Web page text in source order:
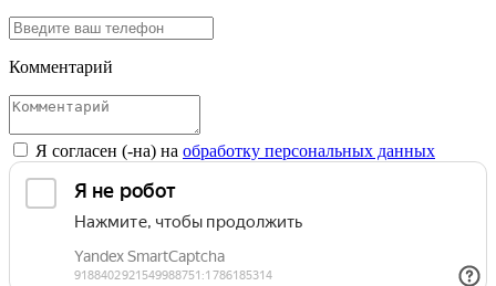
Комментарий
Я согласен (-на) на обработку персональных данных